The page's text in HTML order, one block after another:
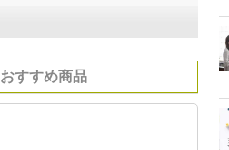
おすすめ商品